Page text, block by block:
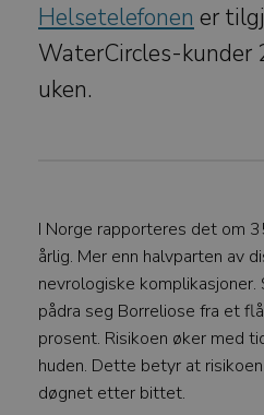
Helsetelefonen er
WaterCircles-kunder
uken.
I Norge rapporteres det om
årlig. Mer enn halvparten av
nevrologiske komplikasjoner.
pådra seg Borreliose fra et
prosent. Risikoen øker med
huden. Dette betyr at
døgnet etter bittet.